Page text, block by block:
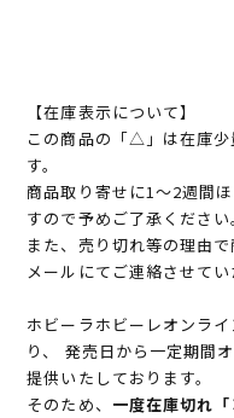
【在庫表示について】
この商品の「△」は在庫
す。
商品取り寄せに1～2週間
すので予めご了承ください
また、売り切れ等の理由
メールにてご連絡させてい
ホビーラホビーレオンラ
り、 発売日から一定期間
提供いたしております。
そのため、 一度在庫切れ